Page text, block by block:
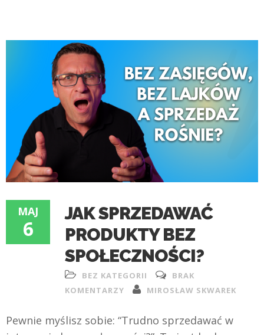
MAJ
6
JAK SPRZEDAWAĆ
PRODUKTY BEZ
SPOŁECZNOŚCI?
BEZ KATEGORII
BRAK
KOMENTARZY
MIROSŁAW SKWAREK
Pewnie myślisz sobie: “Trudno sprzedawać w